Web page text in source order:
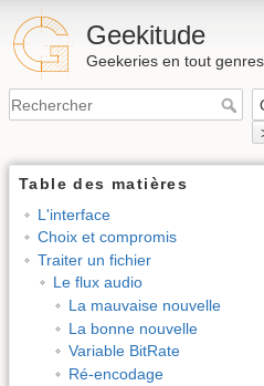
Geekitude
Geekeries en tout genres
Table des matières
L'interface
Choix et compromis
Traiter un fichier
Le flux audio
La mauvaise nouvelle
La bonne nouvelle
Variable BitRate
Ré-encodage